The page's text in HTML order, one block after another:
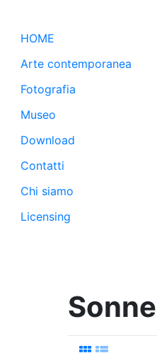
HOME
Arte contemporanea
Fotografia
Museo
Download
Contatti
Chi siamo
Licensing